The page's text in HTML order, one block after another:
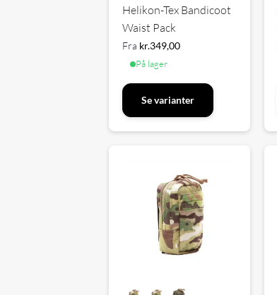
Helikon-Tex Bandicoot
Waist Pack
Fra kr.349,00
På lager
Se varianter